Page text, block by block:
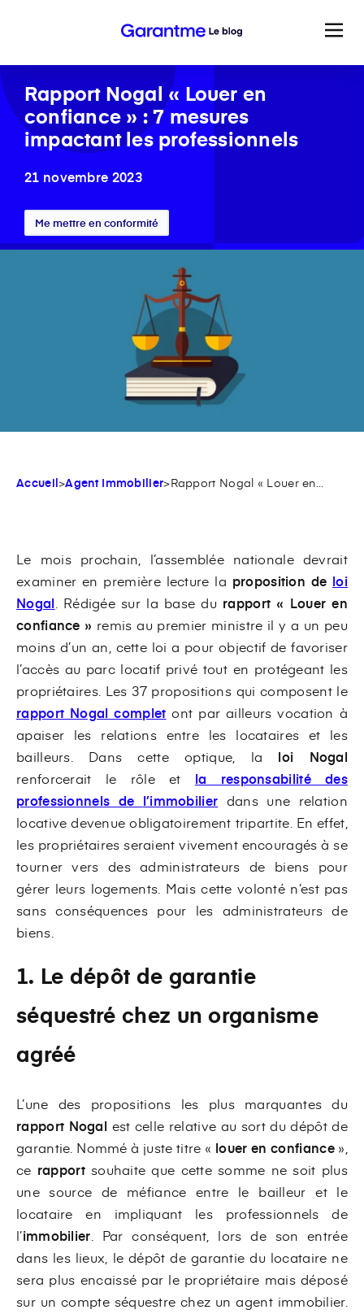
Rapport Nogal « Louer en
confiance » : 7 mesures
impactant les professionnels
21 novembre 2023
Me mettre en conformité
Accueil>Agent Immobilier>Rapport Nogal « Louer en...
Le mois prochain, l’assemblée nationale devrait
examiner en première lecture la proposition de loi
Nogal . Rédigée sur la base du rapport « Louer en
confiance » remis au premier ministre il y a un peu
moins d’un an, cette loi a pour objectif de favoriser
l’accès au parc locatif privé tout en protégeant les
propriétaires. Les 37 propositions qui composent le
rapport Nogal complet ont par ailleurs vocation à
apaiser les relations entre les locataires et les
bailleurs. Dans cette optique, la loi Nogal
renforcerait le rôle et la responsabilité des
professionnels de l’immobilier dans une relation
locative devenue obligatoirement tripartite. En effet,
les propriétaires seraient vivement encouragés à se
tourner vers des administrateurs de biens pour
gérer leurs logements. Mais cette volonté n’est pas
sans conséquences pour les administrateurs de
biens.
1. Le dépôt de garantie
séquestré chez un organisme
agréé
L’une des propositions les plus marquantes du
rapport Nogal est celle relative au sort du dépôt de
garantie. Nommé à juste titre « louer en confiance»,
ce rapportsouhaite que cette somme ne soit plus
une source de méfiance entre le bailleur et le
locataire en impliquant les professionnels de
l’immobilier . Par conséquent, lors de son entrée
dans les lieux, le dépôt de garantie du locataire ne
sera plus encaissé par le propriétaire mais déposé
sur un compte séquestre chez un agent immobilier.